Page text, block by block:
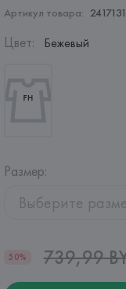
Артикул товара:
Цвет: Бежевый
Размер:
Выберите
50% 739,99